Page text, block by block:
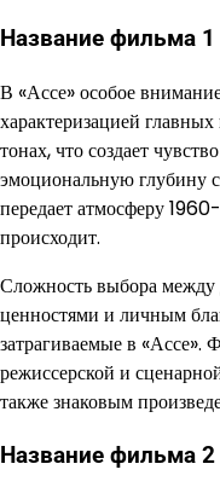
Название фильма 1
В «Ассе» особое
характеризацией
тонах, что создает
эмоциональную глубину
передает атмосферу
происходит.
Сложность выбора
ценностями и личным
затрагиваемые в «Ассе».
режиссерской и
также знаковым
Название фильма 2